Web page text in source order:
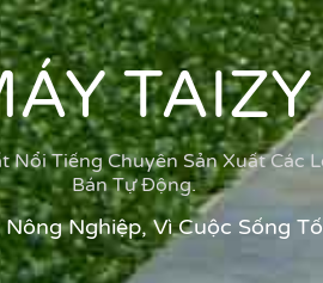
TAIZY
Tiếng Chuyên Sản Xuất Các
Bán Tự Động.
Nông Nghiệp, Vì Cuộc Sống